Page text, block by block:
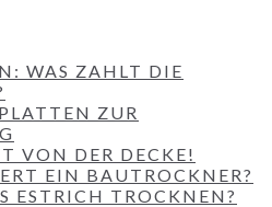
WAS ZAHLT DIE
ZUR
VON DER DECKE!
EIN BAUTROCKNER?
ESTRICH TROCKNEN?